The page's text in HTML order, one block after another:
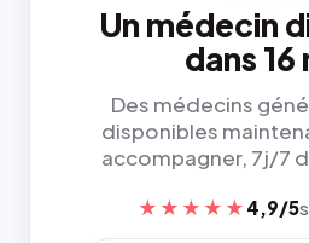
Un médecin
dans 16
Des médecins
disponibles
accompagner, 7j/7
★★★★★ 4,9/5